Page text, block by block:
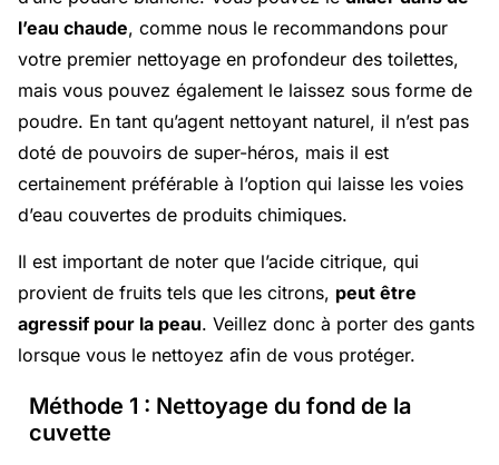
l’eau chaude, comme nous le recommandons pour
votre premier nettoyage en profondeur des toilettes,
mais vous pouvez également le laissez sous forme de
poudre. En tant qu’agent nettoyant naturel, il n’est pas
doté de pouvoirs de super-héros, mais il est
certainement préférable à l’option qui laisse les voies
d’eau couvertes de produits chimiques.
Il est important de noter que l’acide citrique, qui
provient de fruits tels que les citrons, peut être
agressif pour la peau. Veillez donc à porter des gants
lorsque vous le nettoyez afin de vous protéger.
Méthode 1 : Nettoyage du fond de la
cuvette